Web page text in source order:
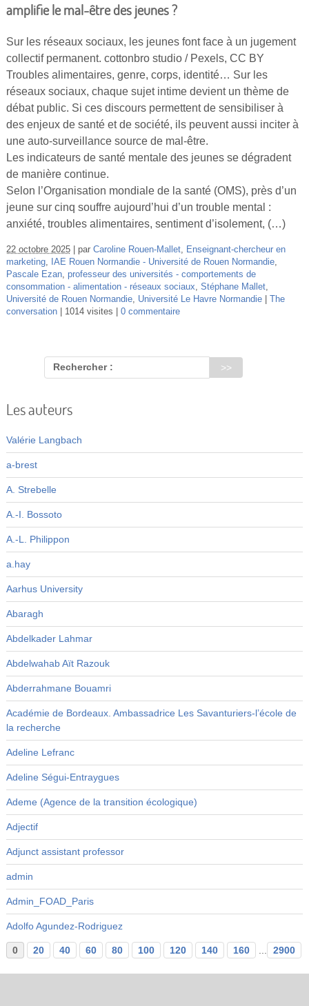
amplifie le mal-être des jeunes ?
Sur les réseaux sociaux, les jeunes font face à un jugement
collectif permanent. cottonbro studio / Pexels, CC BY
Troubles alimentaires, genre, corps, identité… Sur les
réseaux sociaux, chaque sujet intime devient un thème de
débat public. Si ces discours permettent de sensibiliser à
des enjeux de santé et de société, ils peuvent aussi inciter à
une auto-surveillance source de mal-être.
Les indicateurs de santé mentale des jeunes se dégradent
de manière continue.
Selon l’Organisation mondiale de la santé (OMS), près d’un
jeune sur cinq souffre aujourd’hui d’un trouble mental :
anxiété, troubles alimentaires, sentiment d’isolement, (…)
22 octobre 2025 par Caroline Rouen-Mallet, Enseignant-chercheur en
marketing, IAE Rouen Normandie - Université de Rouen Normandie,
Pascale Ezan, professeur des universités - comportements de
consommation - alimentation - réseaux sociaux, Stéphane Mallet,
Université de Rouen Normandie, Université Le Havre Normandie
The
conversation
1014 visites 0 commentaire
Rechercher :
Les auteurs
Valérie Langbach
a-brest
A. Strebelle
A.-I. Bossoto
A.-L. Philippon
a.hay
Aarhus University
Abaragh
Abdelkader Lahmar
Abdelwahab Aït Razouk
Abderrahmane Bouamri
Académie de Bordeaux. Ambassadrice Les Savanturiers-l’école de
la recherche
Adeline Lefranc
Adeline Ségui-Entraygues
Ademe (Agence de la transition écologique)
Adjectif
Adjunct assistant professor
admin
Admin_FOAD_Paris
Adolfo Agundez-Rodriguez
0 20 40 60 80 100 120 140 160 2900